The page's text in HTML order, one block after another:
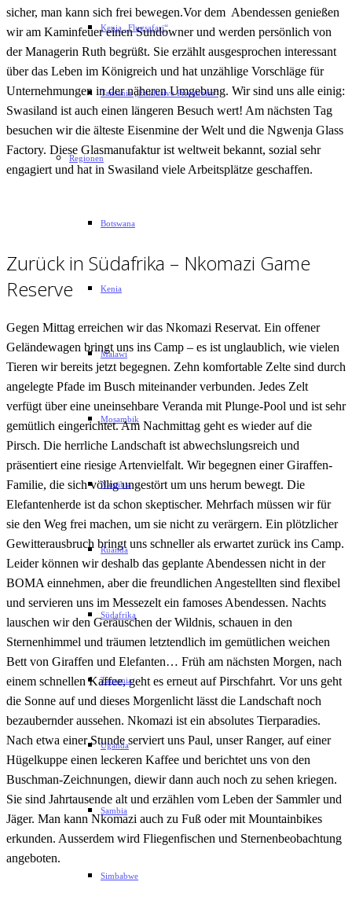
Kenia „Flugsafari“
Tansania „Exklusive Privatreise“
Regionen
Botswana
Kenia
Malawi
Mosambik
Namibia
Ruanda
Südafrika
Tansania
Uganda
Sambia
Simbabwe
sicher, man kann sich frei bewegen.Vor dem Abendessen genießen
wir am Kaminfeuer einen Sundowner und werden persönlich von
der Managerin Ruth begrüßt. Sie erzählt ausgesprochen interessant
über das Leben im Königreich und hat unzählige Vorschläge für
Unternehmungen in der näheren Umgebung. Wir sind uns alle einig:
Swasiland ist auch einen längeren Besuch wert! Am nächsten Tag
besuchen wir die älteste Eisenmine der Welt und die Ngwenja Glass
Factory. Diese Glasmanufaktur ist weltweit bekannt, sozial sehr
engagiert und hat in Swasiland viele Arbeitsplätze geschaffen.
Zurück in Südafrika – Nkomazi Game
Reserve
Gegen Mittag erreichen wir das Nkomazi Reservat. Ein offener
Geländewagen bringt uns ins Camp – es ist unglaublich, wie vielen
Tieren wir bereits jetzt begegnen. Zehn komfortable Zelte sind durch
angelegte Pfade im Busch miteinander verbunden. Jedes Zelt
verfügt über eine uneinsehbare Veranda mit Plunge-Pool und ist sehr
gemütlich eingerichtet. Am Nachmittag geht es wieder auf die
Pirsch. Die herrliche Landschaft ist abwechslungsreich und
präsentiert eine riesige Artenvielfalt. Wir begegnen einer Giraffen-
Familie, die sich völlig ungestört um uns herum bewegt. Die
Elefantenherde ist da schon skeptischer. Mehrfach müssen wir für
sie den Weg frei machen, um sie nicht zu verärgern. Ein plötzlicher
Gewitterausbruch bringt uns schneller als erwartet zurück ins Camp.
Leider können wir deshalb das geplante Abendessen nicht in der
BOMA einnehmen, aber die freundlichen Angestellten sind flexibel
und servieren uns im Messezelt ein famoses Abendessen. Nachts
lauschen wir den Geräuschen der Wildnis, schauen in den
Sternenhimmel und träumen letztendlich im gemütlichen weichen
Bett von Giraffen und Elefanten… Früh am nächsten Morgen, nach
einem schnellen Kaffee, geht es erneut auf Pirschfahrt. Vor uns geht
die Sonne auf und dieses Morgenlicht lässt die Landschaft noch
bezaubernder aussehen. Nkomazi ist ein absolutes Tierparadies.
Nach etwa einer Stunde serviert uns Paul, unser Ranger, auf einer
Hügelkuppe einen leckeren Kaffee und berichtet uns von den
Buschman-Zeichnungen, diewir dann auch noch zu sehen kriegen.
Sie sind Jahrtausende alt und erzählen vom Leben der Sammler und
Jäger. Man kann Nkomazi auch zu Fuß oder mit Mountainbikes
erkunden. Ausserdem wird Fliegenfischen und Sternenbeobachtung
angeboten.